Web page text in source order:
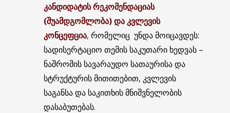
კანდიდატის რეკომენდაციას
(შუამდგომლობა) და კვლევის
კონცეფცია, რომელიც უნდა მოიცავდეს:
სადისერტაციო თემის საკუთარი ხედვას –
ნაშრომის სავარაუდო სათაურისა და
სტრუქტურის მითითებით, კვლევის
საგანსა და საკითხის მნიშვნელობის
დასაბუთებას.